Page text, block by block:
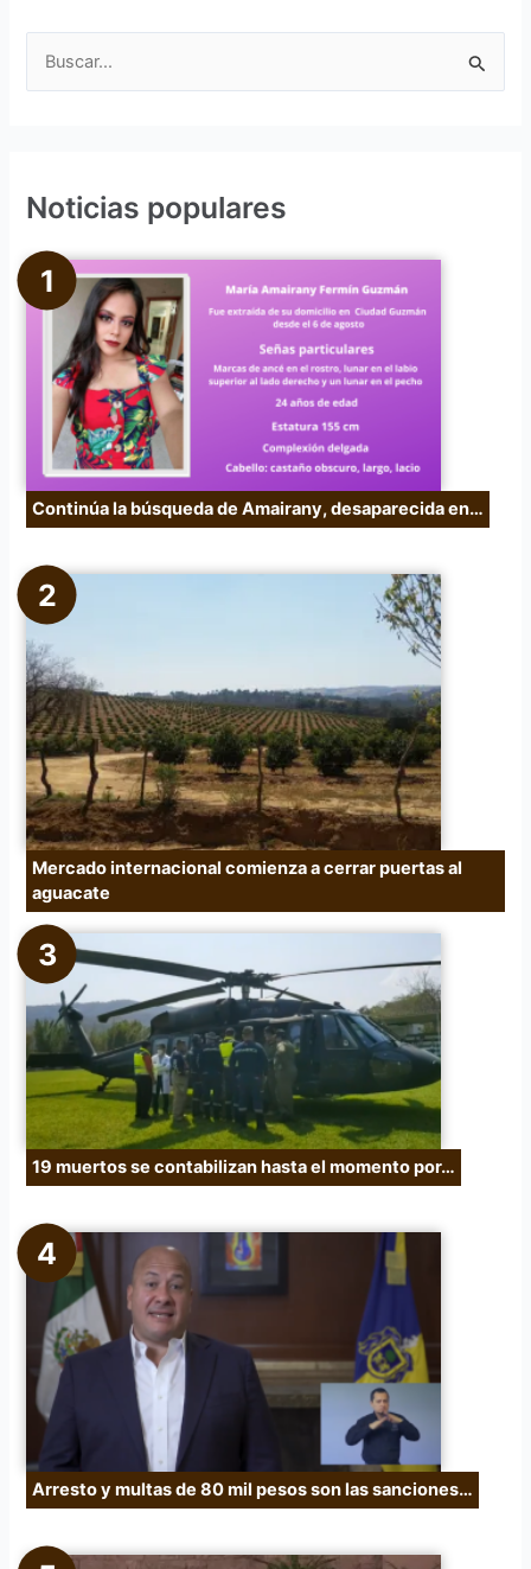
a
o
Noticias populares
Continúa la búsqueda de Amairany, desaparecida en…
Mercado internacional comienza a cerrar puertas al
aguacate
19 muertos se contabilizan hasta el momento por…
Arresto y multas de 80 mil pesos son las sanciones…